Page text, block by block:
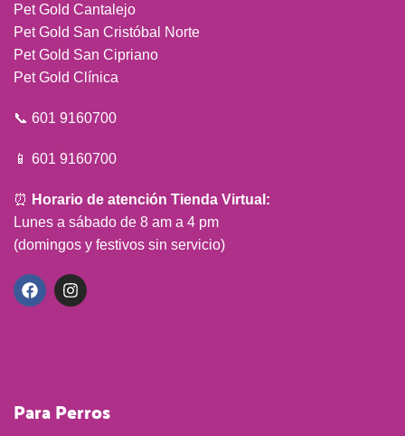
Pet Gold Cantalejo
Pet Gold San Cristóbal Norte
Pet Gold San Cipriano
Pet Gold Clínica
📞 601 9160700
📱 601 9160700
⏰ Horario de atención Tienda Virtual:
Lunes a sábado de 8 am a 4 pm
(domingos y festivos sin servicio)
Para Perros